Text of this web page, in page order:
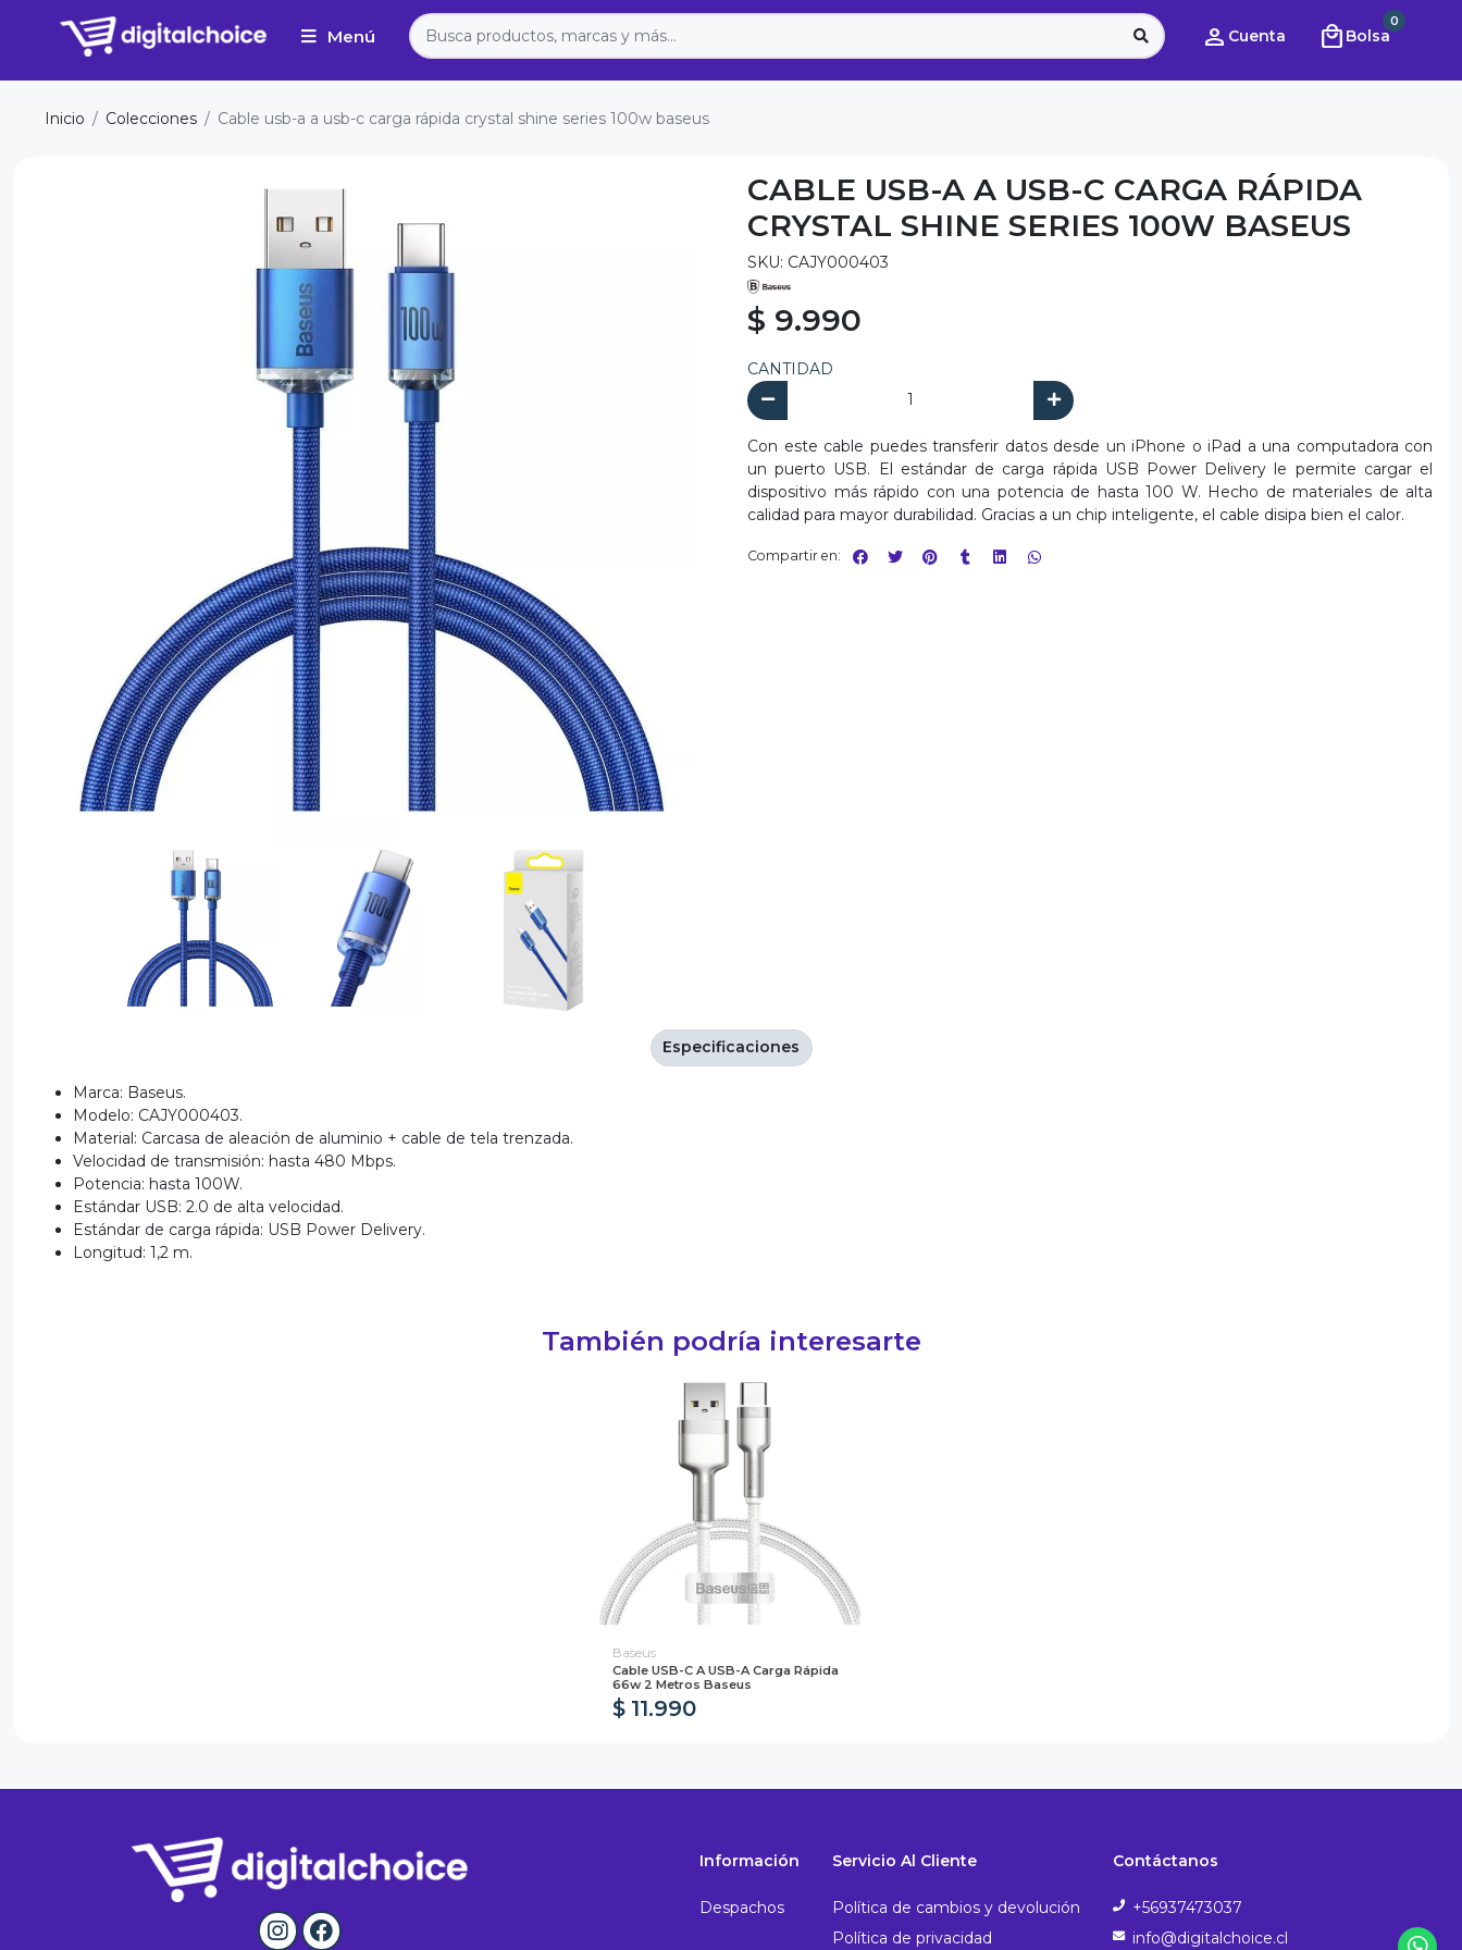
person Cuenta local_mall Bolsa
0
Inicio Colecciones Cable usb-a a usb-c carga rápida crystal shine series 100w baseus
CABLE USB-A A USB-C CARGA RÁPIDA
CRYSTAL SHINE SERIES 100W BASEUS
SKU: CAJY000403
$ 9.990
CANTIDAD
Con este cable puedes transferir datos desde un iPhone o iPad a una computadora con
un puerto USB. El estándar de carga rápida USB Power Delivery le permite cargar el
dispositivo más rápido con una potencia de hasta 100 W. Hecho de materiales de alta
calidad para mayor durabilidad. Gracias a un chip inteligente, el cable disipa bien el calor.
Compartir en:
Marca: Baseus.
Modelo: CAJY000403.
Material: Carcasa de aleación de aluminio + cable de tela trenzada.
Velocidad de transmisión: hasta 480 Mbps.
Potencia: hasta 100W.
Estándar USB: 2.0 de alta velocidad.
Estándar de carga rápida: USB Power Delivery.
Longitud: 1,2 m.
Especificaciones
También podría interesarte
Baseus
Cable USB-C A USB-A Carga Rápida
66w 2 Metros Baseus
$ 11.990
Información
Despachos
Servicio Al Cliente
Política de cambios y devolución
Política de privacidad
Contáctanos
+56937473037
info@digitalchoice.cl